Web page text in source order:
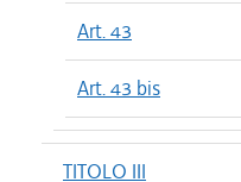
Art. 43
Art. 43 bis
TITOLO III